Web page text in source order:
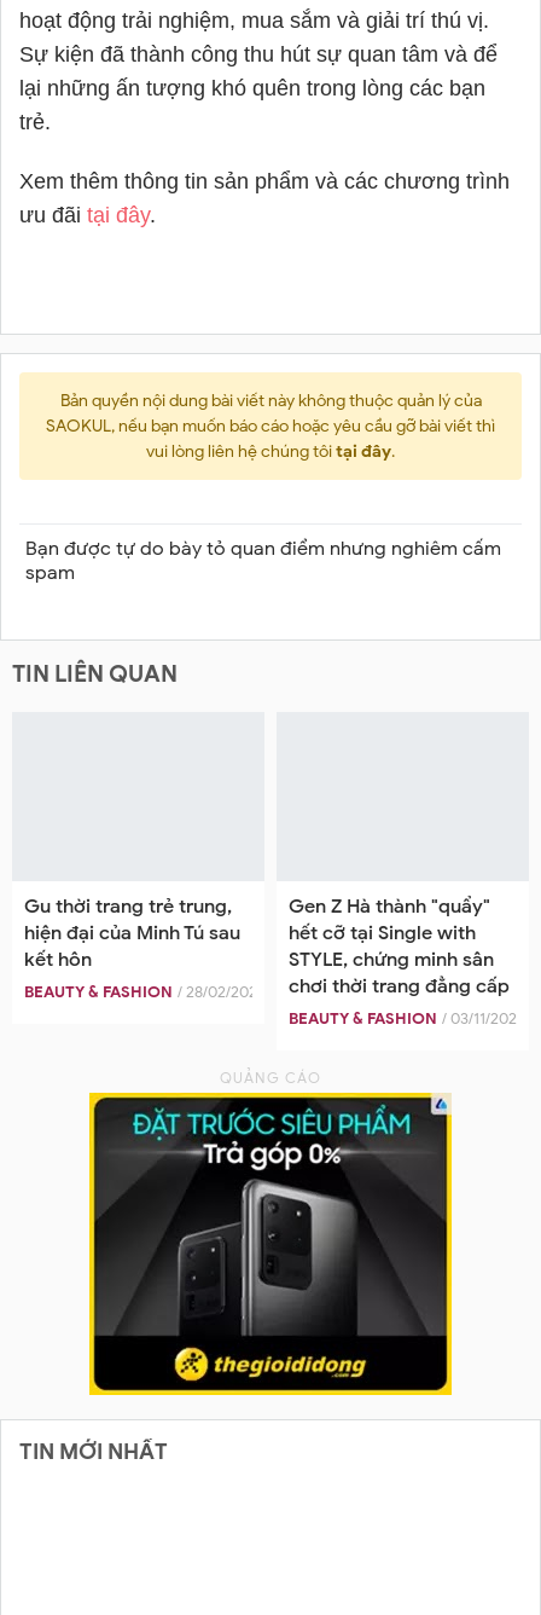
hoạt động trải nghiệm, mua sắm và giải trí thú vị.
Sự kiện đã thành công thu hút sự quan tâm và để
lại những ấn tượng khó quên trong lòng các bạn
trẻ.
Xem thêm thông tin sản phẩm và các chương trình
ưu đãi tại đây.
Bản quyền nội dung bài viết này không thuộc quản lý của
SAOKUL, nếu bạn muốn báo cáo hoặc yêu cầu gỡ bài viết thì
vui lòng liên hệ chúng tôitại đây.
Bạn được tự do bày tỏ quan điểm nhưng nghiêm cấm
spam
TIN LIÊN QUAN
Gu thời trang trẻ trung,
hiện đại của Minh Tú sau
kết hôn
BEAUTY & FASHION / 28/02/2025
Gen Z Hà thành "quẩy"
hết cỡ tại Single with
STYLE, chứng minh sân
chơi thời trang đẳng cấp
BEAUTY & FASHION / 03/11/2025
TIN MỚI NHẤT